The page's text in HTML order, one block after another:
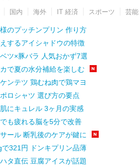
国内 海外 IT 経済 スポーツ 芸能
のプッチンプリン 作り方
するアイシャドウの特徴
ツ×豚バラ 人気おかず7選
で夏の水分補給を楽しむ
ンテツ 鶏むね肉で鶏マヨ
ロシャツ 選び方の要点
にキュレル 3ヶ月の実感
も疲れる脳を5分で改善
ール 断乳後のケアが鍵に
で321円 ドンキプリン品薄
タ直伝 豆腐アイスが話題